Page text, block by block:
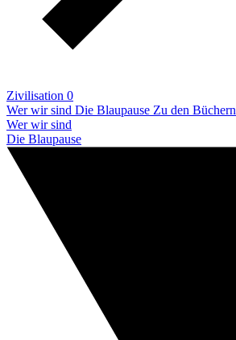
Zivilisation 0
Wer wir sind Die Blaupause Zu den Büchern
Wer wir sind
Die Blaupause